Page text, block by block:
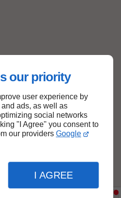
our priority
user experience by
ads, as well as
social networks
"I Agree" you consent to
our providers Google
I AGREE
de page